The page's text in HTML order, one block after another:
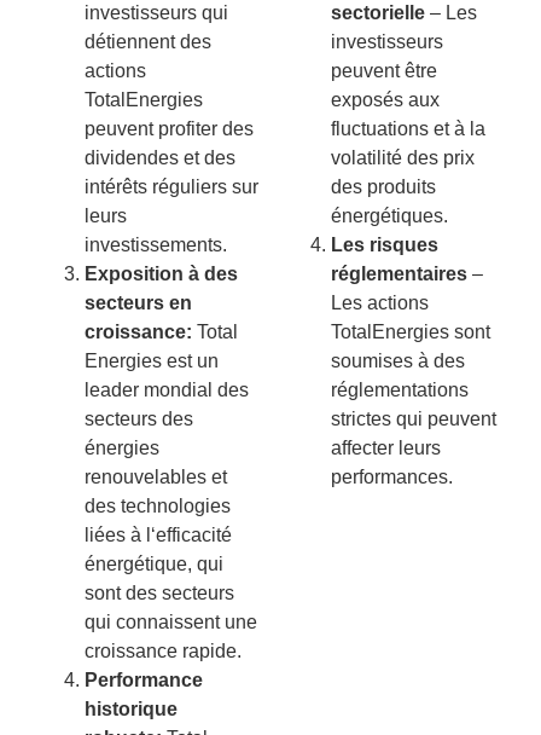
investisseurs qui
détiennentdes
actions
Total Energies
peuventprofiter des
dividendes etdes
intérêts régul iers sur
leurs
investissements.
Exposition à des
secteurs en
croissance: Total
Energies estun
leader mondial des
secteurs des
énergies
renouvel ables et
des technologies
liées à ‘efficacité
énergétique, qui
sontdes secteurs
qui connaissentune
croissance rapide.
Performance
historique
sectorielle – Les
investisseurs
peuventêtre
exposés aux
fluctuations età la
vol atilité des prix
des produits
énergétiques.
Les risques
réglementaires –
Les actions
Total Energies sont
soumises à des
rég lementations
strictes qui peuvent
affecter leurs
performances.